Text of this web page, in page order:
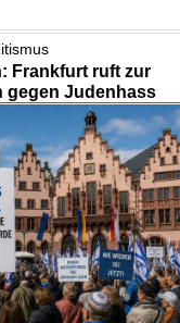
Frankfurt ruft zur
gegen Judenhass